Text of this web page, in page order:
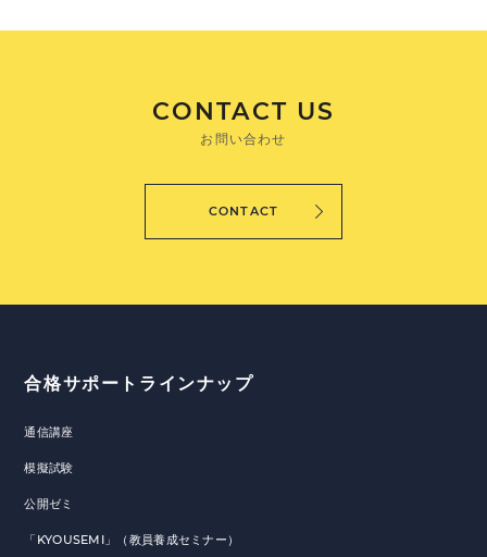
CONTACT US
お問い合わせ
CONTACT
合格サポートラインナップ
通信講座
模擬試験
公開ゼミ
「KYOUSEMI」（教員養成セミナー）